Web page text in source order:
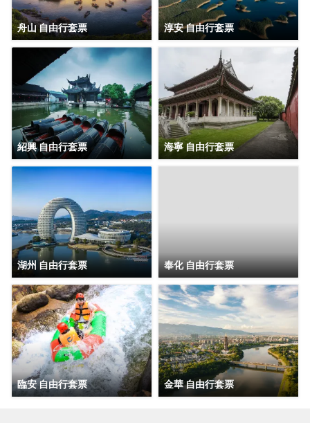
此，從床品的挑選到洗漱用品的配置，再到公共區域的每一
處細節，我們都傾注了滿滿的心意。我們希望，在這裏，您
能找到家的温馨與舒適，找到心靈的歸宿。 歡迎您踏入這片
文藝的天地，與我們一同書寫旅途中的美好篇章。期待您的
光臨，讓我們共同創造一段難忘的回憶
舟山 自由行套票 淳安 自由行套票
紹興 自由行套票 海寧 自由行套票
湖州 自由行套票 奉化 自由行套票
臨安 自由行套票 金華 自由行套票